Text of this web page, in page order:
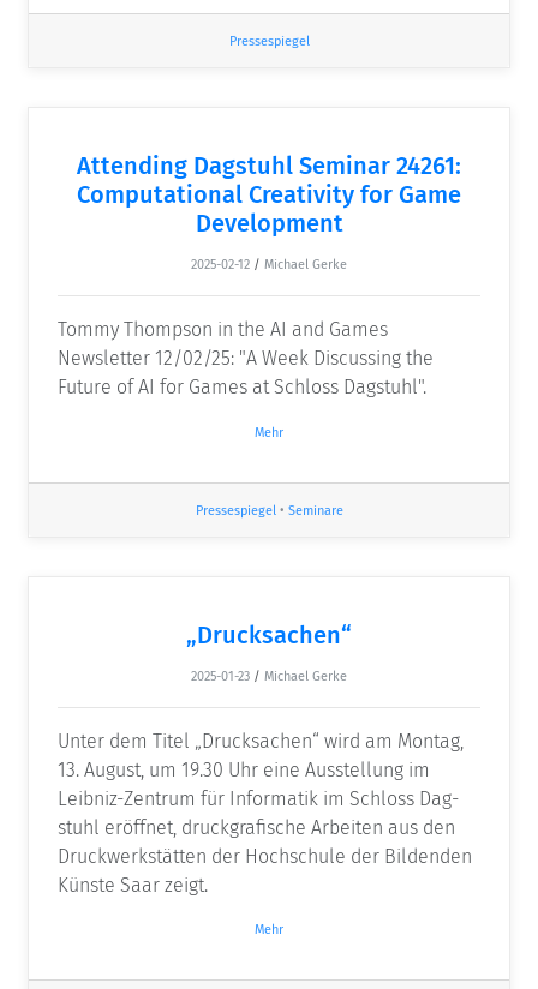
Pressespiegel
Attending Dagstuhl Seminar 24261:
Computational Creativity for Game
Development
2025-02-12 / Michael Gerke
Tommy Thompson in the AI and Games
Newsletter 12/02/25: "A Week Discussing the
Future of AI for Games at Schloss Dagstuhl".
Mehr
Pressespiegel• Seminare
„Drucksachen“
2025-01-23 / Michael Gerke
Unter dem Titel „Drucksachen“ wird am Montag,
13. August, um 19.30 Uhr eine Ausstellung im
Leibniz-Zentrum für Informatik im Schloss Dag­
stuhl eröffnet, druckgrafische Arbeiten aus den
Druckwerkstätten der Hochschule der Bildenden
Künste Saar zeigt.
Mehr